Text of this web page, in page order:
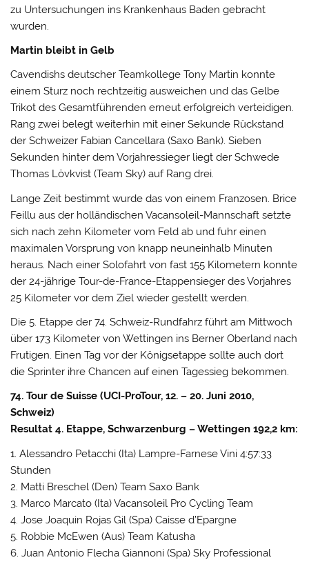
zu Untersuchungen ins Krankenhaus Baden gebracht
wurden.
Martin bleibt in Gelb
Cavendishs deutscher Teamkollege Tony Martin konnte
einem Sturz noch rechtzeitig ausweichen und das Gelbe
Trikot des Gesamtführenden erneut erfolgreich verteidigen.
Rang zwei belegt weiterhin mit einer Sekunde Rückstand
der Schweizer Fabian Cancellara (Saxo Bank). Sieben
Sekunden hinter dem Vorjahressieger liegt der Schwede
Thomas Lövkvist (Team Sky) auf Rang drei.
Lange Zeit bestimmt wurde das von einem Franzosen. Brice
Feillu aus der holländischen Vacansoleil-Mannschaft setzte
sich nach zehn Kilometer vom Feld ab und fuhr einen
maximalen Vorsprung von knapp neuneinhalb Minuten
heraus. Nach einer Solofahrt von fast 155 Kilometern konnte
der 24-jährige Tour-de-France-Etappensieger des Vorjahres
25 Kilometer vor dem Ziel wieder gestellt werden.
Die 5. Etappe der 74. Schweiz-Rundfahrz führt am Mittwoch
über 173 Kilometer von Wettingen ins Berner Oberland nach
Frutigen. Einen Tag vor der Königsetappe sollte auch dort
die Sprinter ihre Chancen auf einen Tagessieg bekommen.
74. Tour de Suisse (UCI-ProTour, 12. – 20. Juni 2010,
Schweiz)
Resultat 4. Etappe, Schwarzenburg – Wettingen 192,2 km:
1. Alessandro Petacchi (Ita) Lampre-Farnese Vini 4:57:33
Stunden
2. Matti Breschel (Den) Team Saxo Bank
3. Marco Marcato (Ita) Vacansoleil Pro Cycling Team
4. Jose Joaquin Rojas Gil (Spa) Caisse d’Epargne
5. Robbie McEwen (Aus) Team Katusha
6. Juan Antonio Flecha Giannoni (Spa) Sky Professional